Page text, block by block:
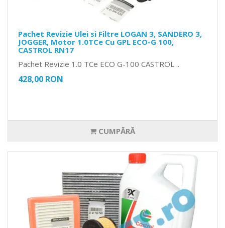
Pachet Revizie Ulei si Filtre LOGAN 3, SANDERO 3,
JOGGER, Motor 1.0TCe Cu GPL ECO-G 100,
CASTROL RN17
Pachet Revizie 1.0 TCe ECO G-100 CASTROL ..
428,00 RON
CUMPĂRĂ